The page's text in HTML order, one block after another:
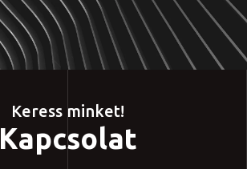
Keress minket!
Kapcsolat